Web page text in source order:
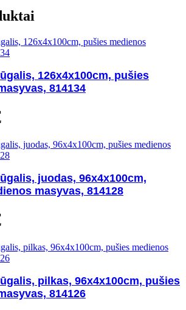
126x4x100cm, pušies
814134
juodas, 96x4x100cm,
masyvas, 814128
pilkas, 96x4x100cm, pušies
814126